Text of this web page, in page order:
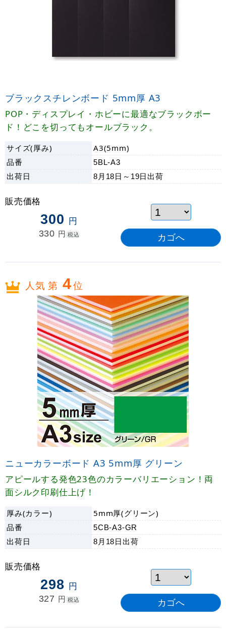
ブラックスチレンボード 5mm厚 A3
POP・ディスプレイ・ホビーに最適なブラックボー
ド！どこを切ってもオールブラック。
サイズ(厚み)
A3(5mm)
品番
5BL-A3
出荷日 8月18日～19日 出荷
販売価格
300 円
330 円 税込
人気 第 4位
ニューカラーボード A3 5mm厚 グリーン
アピールする発色23色のカラーバリエーション！両
面シルク印刷仕上げ！
厚み(カラー)
5mm厚(グリーン)
品番
5CB-A3-GR
出荷日 8月18日 出荷
販売価格
298 円
327 円 税込